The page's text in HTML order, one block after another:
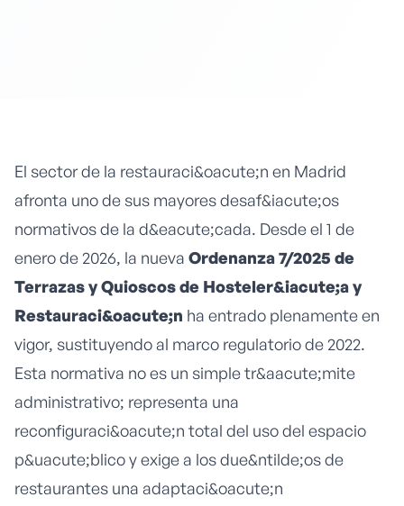
El sector de la restauraci&oacute;n en Madrid
afronta uno de sus mayores desaf&iacute;os
normativos de la d&eacute;cada. Desde el 1 de
enero de 2026, la nueva Ordenanza 7/2025 de
Terrazas y Quioscos de Hosteler&iacute;a y
Restauraci&oacute;n ha entrado plenamente en
vigor, sustituyendo al marco regulatorio de 2022.
Esta normativa no es un simple tr&aacute;mite
administrativo; representa una
reconfiguraci&oacute;n total del uso del espacio
p&uacute;blico y exige a los due&ntilde;os de
restaurantes una adaptaci&oacute;n